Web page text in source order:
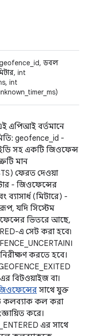
ডবল
int
int
এপিআই বর্তমানে
geofence_id -
সহ একটি জিওফেন্স
মান
ফেরত দেওয়া
- জিওফেন্সের
ব্যাসার্ধ (মিটারে) -
যদি সিস্টেম
ভিতরে আছে,
এ সেট করা হবে৷
করতে হবে।
বিটওয়াইজ বা।
সাথে যুক্ত
কলব্যাক কল করা
করে।
এর সাথে